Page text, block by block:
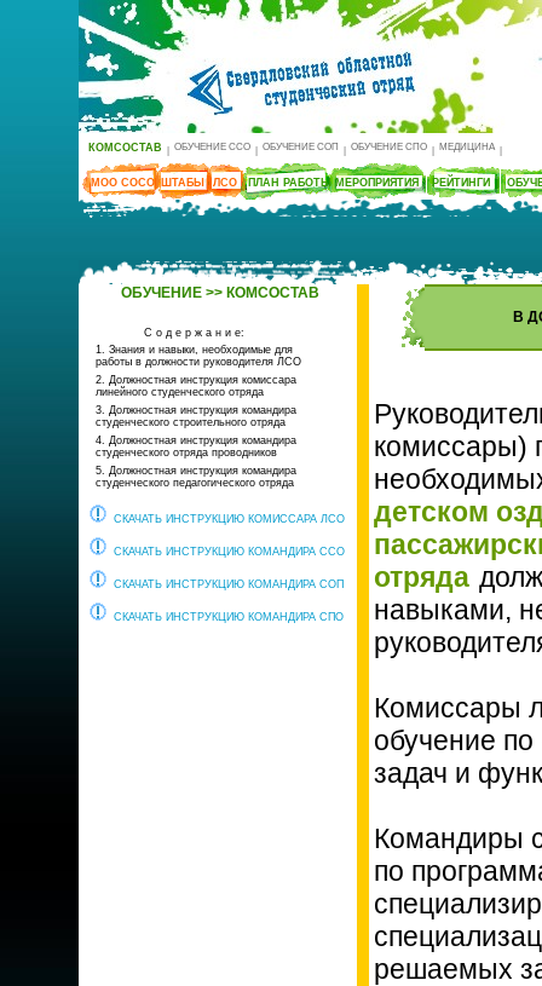
КОМСОСТАВ ОБУЧЕНИЕ ССО ОБУЧЕНИЕ СОП ОБУЧЕНИЕ СПО МЕДИЦИНА
МОО СОСО ШТАБЫ ЛСО ПЛАН РАБОТЫ МЕРОПРИЯТИЯ РЕЙТИНГИ
ОБУЧЕНИЕ >> КОМСОСТАВ
С о д е р ж а н и е:
1. Знания и навыки, необходимые для
работы в должности руководителя ЛСО
2. Должностная инструкция комиссара
линейного студенческого отряда
3. Должностная инструкция командира
студенческого строительного отряда
4. Должностная инструкция командира
студенческого отряда проводников
5. Должностная инструкция командира
студенческого педагогического отряда
СКАЧАТЬ ИНСТРУКЦИЮ КОМИССАРА ЛСО
СКАЧАТЬ ИНСТРУКЦИЮ КОМАНДИРА ССО
СКАЧАТЬ ИНСТРУКЦИЮ КОМАНДИРА СОП
СКАЧАТЬ ИНСТРУКЦИЮ КОМАНДИРА СПО
В
комиссары)
детском
отряда
навыками,
Комиссары
обучение
задач и
Командиры
по
решаемых